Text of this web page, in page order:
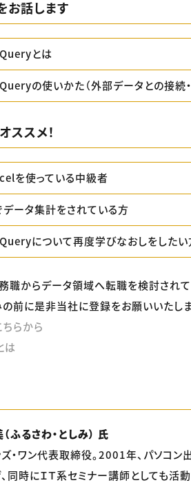
お話します
とは
の使いかた（外部データとの接続
ススメ！
を使っている中級者
ータ集計をされている方
について再度学びなおしをしたい
職からデータ領域へ転職を検討され
前に是非当社に登録をお願いいたしま
らから
は
るさわ・としみ） 氏
・ワン代表取締役。2001年、パソコン
同時にＩＴ系セミナー講師としても活